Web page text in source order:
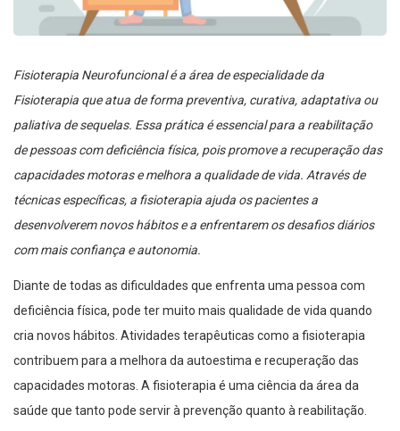
Fisioterapia Neurofuncional é a área de especialidade da
Fisioterapia que atua de forma preventiva, curativa, adaptativa ou
paliativa de sequelas. Essa prática é essencial para a reabilitação
de pessoas com deficiência física, pois promove a recuperação das
capacidades motoras e melhora a qualidade de vida. Através de
técnicas específicas, a fisioterapia ajuda os pacientes a
desenvolverem novos hábitos e a enfrentarem os desafios diários
com mais confiança e autonomia.
Diante de todas as dificuldades que enfrenta uma pessoa com
deficiência física, pode ter muito mais qualidade de vida quando
cria novos hábitos. Atividades terapêuticas como a fisioterapia
contribuem para a melhora da autoestima e recuperação das
capacidades motoras. A fisioterapia é uma ciência da área da
saúde que tanto pode servir à prevenção quanto à reabilitação.